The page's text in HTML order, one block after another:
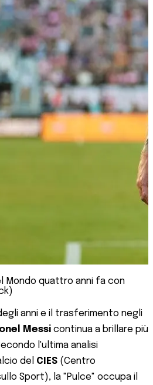
Mondo quattro anni fa con
anni e il trasferimento negli
Messi continua a brillare più
l'ultima analisi
del CIES (Centro
Sport), la "Pulce" occupa il